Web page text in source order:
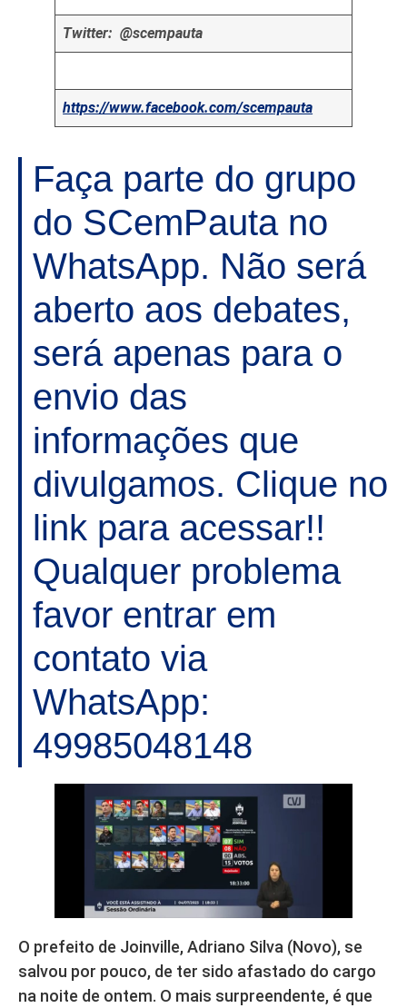
Twitter: @scempauta
https://www.facebook.com/scempauta
Faça parte do grupo
do SCemPauta no
WhatsApp. Não será
aberto aos debates,
será apenas para o
envio das
informações que
divulgamos. Clique no
link para acessar!!
Qualquer problema
favor entrar em
contato via
WhatsApp:
49985048148
O prefeito de Joinville, Adriano Silva (Novo), se
salvou por pouco, de ter sido afastado do cargo
na noite de ontem. O mais surpreendente, é que